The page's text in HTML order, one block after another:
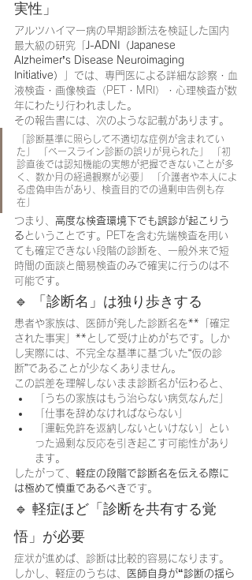
実性」
アルツハイマー病の早期診断法を検証した国内
最大級の研究「 J-ADNI（Japanese
Alzheimer’s Disease Neuroimaging
Initiative）
」では、専門医による詳細な診察・血
液検査・画像検査（PET・MRI）・心理検査が数
年にわたり行われました。
その報告書には、次のような記載があります。
「診断基準に照らして不適切な症例が含まれてい
た」 「ベースライン診断の誤りが見られた」 「初
診直後では認知機能の実態が把握できないことが多
く、数か月の経過観察が必要」 「介護者や本人によ
る虚偽申告があり、検査目的での過剰申告例も存
在」
つまり、 高度な検査環境下でも誤診が起こりう
る ということです。PETを含む先端検査を用い
ても確定できない段階の診断を、一般外来で短
時間の面談と簡易検査のみで確実に行うのは不
可能です。
🔹 「診断名」は独り歩きする
患者や家族は、医師が発した診断名を**「確定
された事実」**として受け止めがちです。しか
し実際には、不完全な基準に基づいた“仮の診
断”であることが少なくありません。
この誤差を理解しないまま診断名が伝わると、
「うちの家族はもう治らない病気なんだ」
「仕事を辞めなければならない」
「運転免許を返納しないといけない」とい
った過剰な反応を引き起こす可能性があり
ます。
したがって、 軽症の段階で診断名を伝える際に
は極めて慎重であるべきです。
🔹 軽症ほど「診断を共有する覚
悟」が必要
症状が進めば、診断は比較的容易になります。
しかし、軽症のうちは、
医師自身が“診断の揺ら